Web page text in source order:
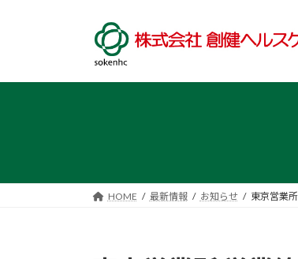
ツ
プ
シ
動
HOME 最新情報 お知らせ 東京営業